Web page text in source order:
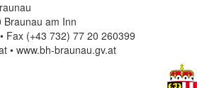
Braunau am Inn
• Fax (+43 732) 77 20 260399
• www.bh-braunau.gv.at